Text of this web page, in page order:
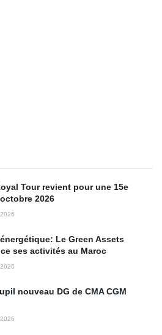
Tour revient pour une 15e
2026
Le Green Assets
ses activités au Maroc
nouveau DG de CMA CGM